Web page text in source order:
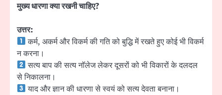
मुख्य धारणा क्या रखनी चाहिए?
उत्तर:
कर्म, अकर्म और विकर्म की गति को बुद्धि में रखते हुए कोई भी विकर्म
न करना।
सत्य बाप की सत्य नॉलेज लेकर दूसरों को भी विकारों के दलदल
से निकालना।
याद और ज्ञान की धारणा से स्वयं को सत्य देवता बनाना।